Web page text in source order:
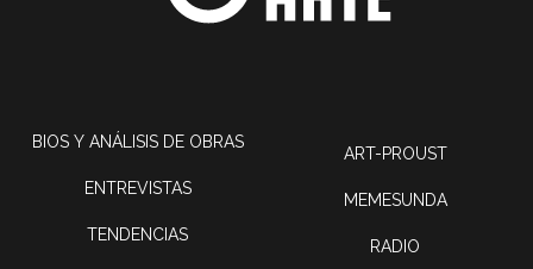
BIOS Y ANÁLISIS DE OBRAS
ENTREVISTAS
TENDENCIAS
ART-PROUST
MEMESUNDA
RADIO